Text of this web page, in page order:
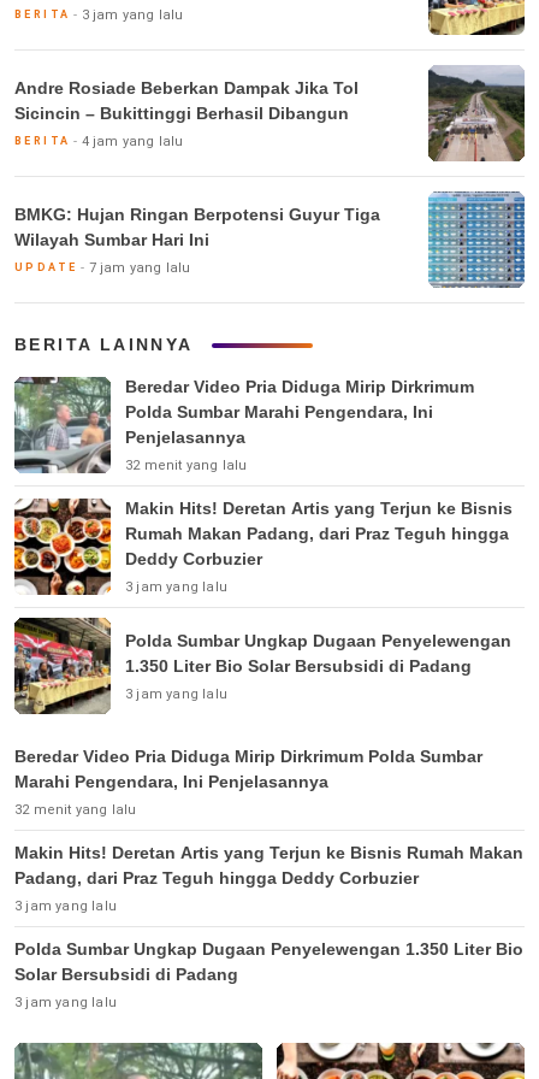
BERITA 3 jam yang lalu
Andre Rosiade Beberkan Dampak Jika Tol
Sicincin – Bukittinggi Berhasil Dibangun
BERITA 4 jam yang lalu
BMKG: Hujan Ringan Berpotensi Guyur Tiga
Wilayah Sumbar Hari Ini
UPDATE 7 jam yang lalu
BERITA LAINNYA
Beredar Video Pria Diduga Mirip Dirkrimum
Polda Sumbar Marahi Pengendara, Ini
Penjelasannya
32 menit yang lalu
Makin Hits! Deretan Artis yang Terjun ke Bisnis
Rumah Makan Padang, dari Praz Teguh hingga
Deddy Corbuzier
3 jam yang lalu
Polda Sumbar Ungkap Dugaan Penyelewengan
1.350 Liter Bio Solar Bersubsidi di Padang
3 jam yang lalu
Beredar Video Pria Diduga Mirip Dirkrimum Polda Sumbar
Marahi Pengendara, Ini Penjelasannya
32 menit yang lalu
Makin Hits! Deretan Artis yang Terjun ke Bisnis Rumah Makan
Padang, dari Praz Teguh hingga Deddy Corbuzier
3 jam yang lalu
Polda Sumbar Ungkap Dugaan Penyelewengan 1.350 Liter Bio
Solar Bersubsidi di Padang
3 jam yang lalu